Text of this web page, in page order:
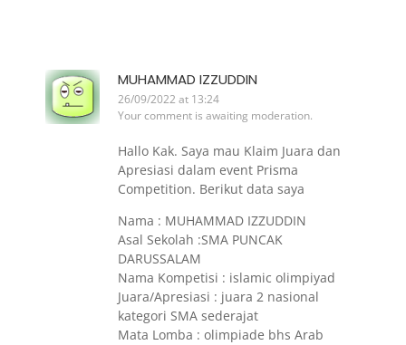
MUHAMMAD IZZUDDIN
26/09/2022 at 13:24
Your comment is awaiting moderation.
Hallo Kak. Saya mau Klaim Juara dan
Apresiasi dalam event Prisma
Competition. Berikut data saya
Nama : MUHAMMAD IZZUDDIN
Asal Sekolah :SMA PUNCAK
DARUSSALAM
Nama Kompetisi : islamic olimpiyad
Juara/Apresiasi : juara 2 nasional
kategori SMA sederajat
Mata Lomba : olimpiade bhs Arab